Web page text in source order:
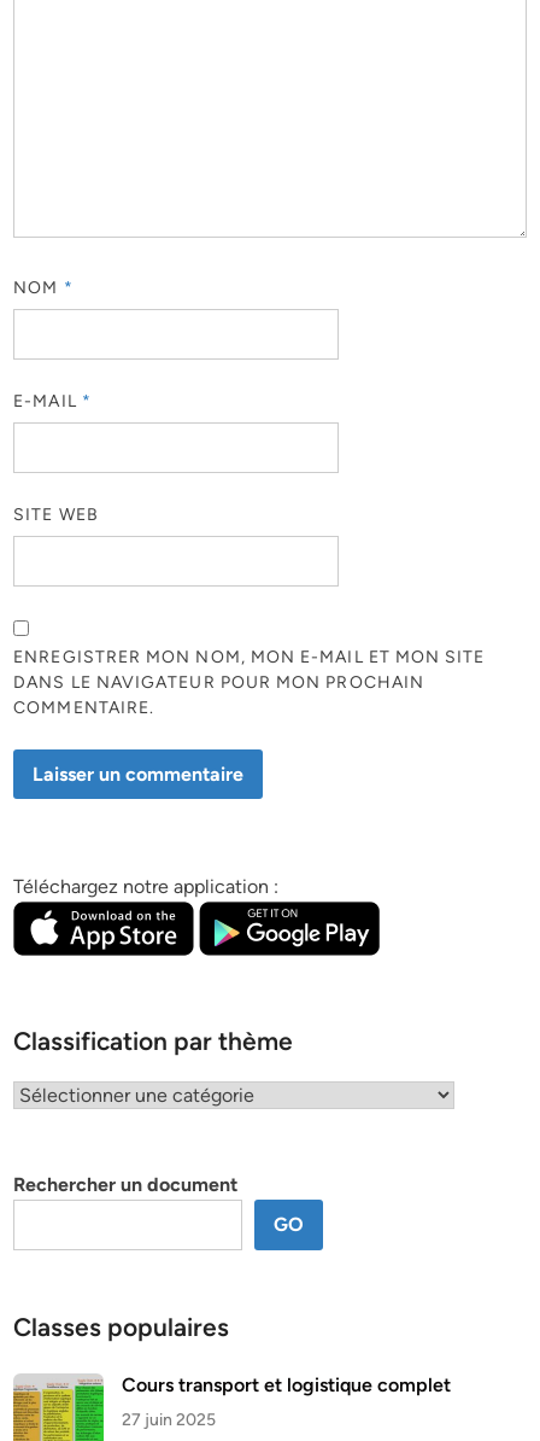
NOM *
E-MAIL *
SITE WEB
ENREGISTRER MON NOM, MON E-MAIL ET MON SITE
DANS LE NAVIGATEUR POUR MON PROCHAIN
COMMENTAIRE.
Téléchargez notre application :
Classification par thème
Classification
Rechercher un document
GO
Classes populaires
Cours transport et logistique complet
27 juin 2025